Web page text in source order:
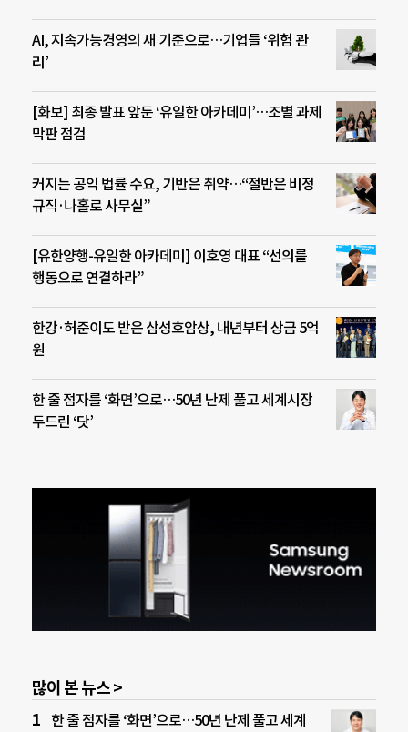
AI, 지속가능경영의 새 기준으로…기업들 ‘위험 관
리’
[화보] 최종 발표 앞둔 ‘유일한 아카데미’…조별 과제
막판 점검
커지는 공익 법률 수요, 기반은 취약…“절반은 비정
규직·나홀로 사무실”
[유한양행-유일한 아카데미] 이호영 대표 “선의를
행동으로 연결하라”
한강·허준이도 받은 삼성호암상, 내년부터 상금 5억
원
한 줄 점자를 ‘화면’으로…50년 난제 풀고 세계시장
두드린 ‘닷’
많이 본 뉴스 >
한 줄 점자를 ‘화면’으로…50년 난제 풀고 세계